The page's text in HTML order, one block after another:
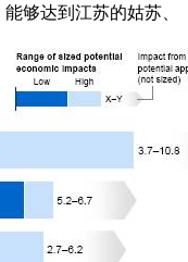
够达到江苏的姑苏、